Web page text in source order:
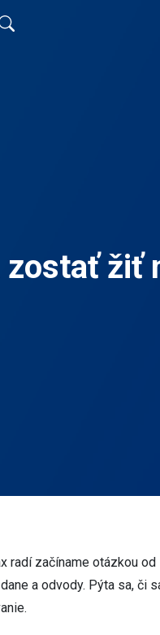
žiť
radí začíname otázkou
a odvody. Pýta sa, či